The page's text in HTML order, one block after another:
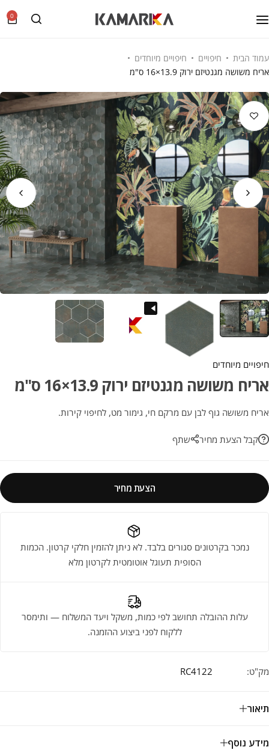
0
עמוד הבית חיפויים
חיפויים מיוחדים
אריח משושה מגנטיזם ירוק 13.9×16 ס"מ
חיפויים מיוחדים
אריח משושה מגנטיזם ירוק 13.9×16 ס"מ
אריח משושה גוף לבן עם מרקם חי, גימור מט, לחיפוי קירות.
קבל הצעת מחיר שתף
הצעת מחיר
נמכר בקרטונים סגורים בלבד. לא ניתן להזמין חלקי קרטון. הכמות
הסופית תעוגל אוטומטית לקרטון מלא
עלות ההובלה תחושב לפי כמות, משקל ויעד המשלוח — ותימסר
ללקוח לפני ביצוע ההזמנה.
מק"ט: RC4122
תיאור
מידע נוסף